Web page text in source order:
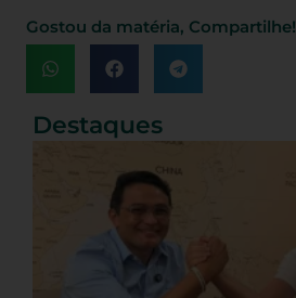
Gostou da matéria, Compartilhe!
Destaques